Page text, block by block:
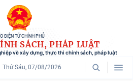
ĐIỆN TỬ CHÍNH PHỦ
SÁCH, PHÁP LUẬT
về xây dựng, thực thi chính sách, pháp luật
Thứ Sáu, 07/08/2026